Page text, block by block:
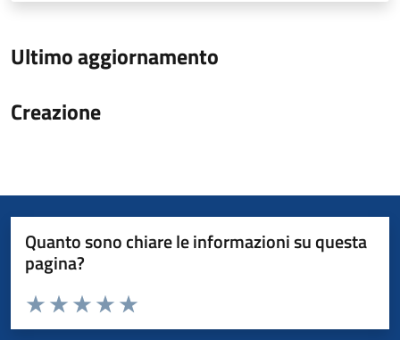
Ultimo aggiornamento
Creazione
Quanto sono chiare le informazioni su questa
pagina?
Valuta da 1 a 5 stelle la pagina
Valuta 5 stelle su 5
Valuta 4 stelle su 5
Valuta 3 stelle su 5
Valuta 2 stelle su 5
Valuta 1 stelle su 5